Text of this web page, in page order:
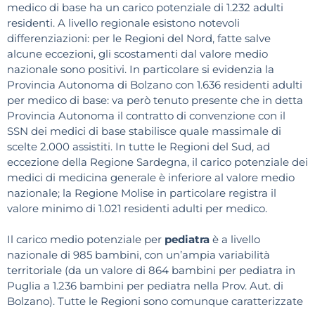
medico di base ha un carico potenziale di 1.232 adulti
residenti. A livello regionale esistono notevoli
differenziazioni: per le Regioni del Nord, fatte salve
alcune eccezioni, gli scostamenti dal valore medio
nazionale sono positivi. In particolare si evidenzia la
Provincia Autonoma di Bolzano con 1.636 residenti adulti
per medico di base: va però tenuto presente che in detta
Provincia Autonoma il contratto di convenzione con il
SSN dei medici di base stabilisce quale massimale di
scelte 2.000 assistiti. In tutte le Regioni del Sud, ad
eccezione della Regione Sardegna, il carico potenziale dei
medici di medicina generale è inferiore al valore medio
nazionale; la Regione Molise in particolare registra il
valore minimo di 1.021 residenti adulti per medico.
Il carico medio potenziale per pediatra è a livello
nazionale di 985 bambini, con un’ampia variabilità
territoriale (da un valore di 864 bambini per pediatra in
Puglia a 1.236 bambini per pediatra nella Prov. Aut. di
Bolzano). Tutte le Regioni sono comunque caratterizzate